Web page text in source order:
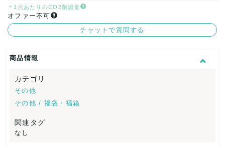
＊1点あたりのCO2削減量
オファー不可
チャットで質問する
商品情報
カテゴリ
その他
その他 / 福袋・福箱
関連タグ
なし